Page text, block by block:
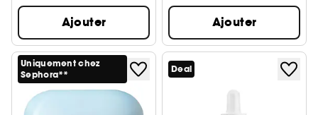
Ajouter Ajouter
Uniquement chez
Sephora**
Deal